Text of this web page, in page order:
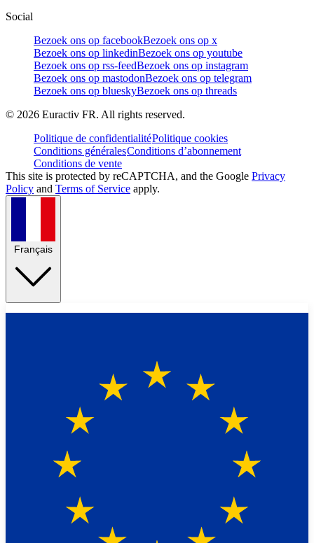
Social
Bezoek ons op facebookBezoek ons op x
Bezoek ons op linkedinBezoek ons op youtube
Bezoek ons op rss-feedBezoek ons op instagram
Bezoek ons op mastodonBezoek ons op telegram
Bezoek ons op blueskyBezoek ons op threads
© 2026 Euractiv FR. All rights reserved.
Politique de confidentialitéPolitique cookies
Conditions généralesConditions d’abonnement
Conditions de vente
This site is protected by reCAPTCHA, and the Google Privacy
Policy and Terms of Service apply.
Français